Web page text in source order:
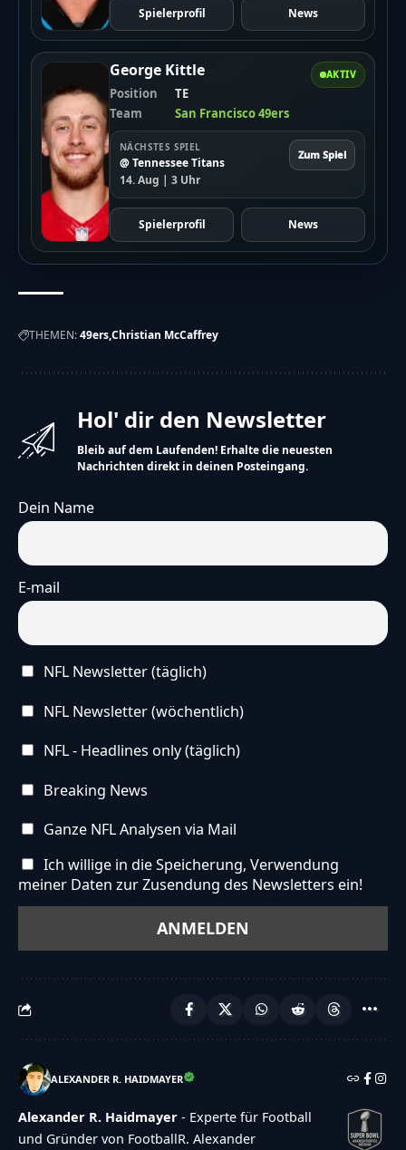
Spielerprofil News
AKTIV
George Kittle
Position
TE
Team
San Francisco 49ers
NÄCHSTES SPIEL
@ Tennessee Titans
14. Aug | 3 Uhr
Zum Spiel
Spielerprofil News
THEMEN:49ersChristian McCaffrey
Hol' dir den Newsletter
Bleib auf dem Laufenden! Erhalte die neuesten
Nachrichten direkt in deinen Posteingang.
Dein Name
E-mail
NFL Newsletter (täglich)
NFL Newsletter (wöchentlich)
NFL - Headlines only (täglich)
Breaking News
Ganze NFL Analysen via Mail
Ich willige in die Speicherung, Verwendung
meiner Daten zur Zusendung des Newsletters ein!
ALEXANDER R. HAIDMAYER
Alexander R. Haidmayer - Experte für Football
und Gründer von FootballR. Alexander